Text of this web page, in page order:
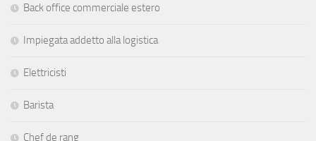
Back office commerciale estero
Impiegata addetto alla logistica
Elettricisti
Barista
Chef de rang